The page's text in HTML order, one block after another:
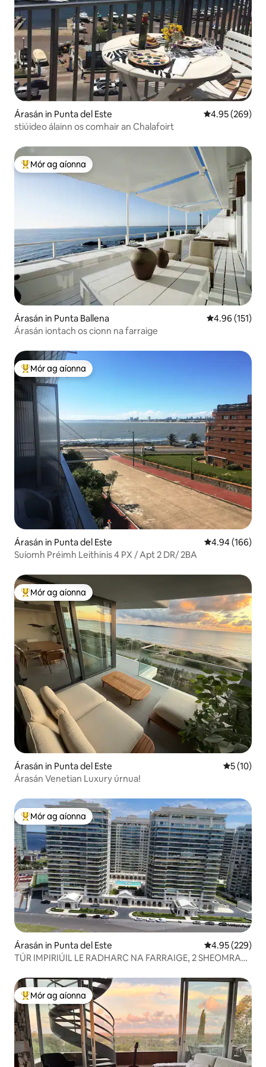
Árasán in Punta del Este Meánrátáil
4.95 (269)
stiúideo álainn os comhair an Chalafoirt
An-mhór ag aíonna
Mór ag aíonna
Árasán in Punta Ballena Meánrátáil
4.96 (151)
Árasán iontach os cionn na farraige
An-mhór ag aíonna
Mór ag aíonna
Árasán in Punta del Este Meánrátáil
4.94 (166)
Suíomh Préimh Leithinis 4 PX / Apt 2 DR/ 2BA
An-mhór ag aíonna
Mór ag aíonna
Árasán in Punta del Este
5 (10)
Árasán Venetian Luxury úrnua!
An-mhór ag aíonna
Mór ag aíonna
Árasán in Punta del Este Meánrátáil
4.95 (229)
TÚR IMPIRIÚIL LE RADHARC NA FARRAIGE, 2 SHEOMRA
An-mhór ag aíonna
Mór ag aíonna